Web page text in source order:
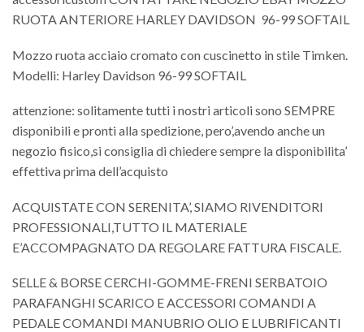
RUOTA ANTERIORE HARLEY DAVIDSON 96-99 SOFTAIL
Mozzo ruota acciaio cromato con cuscinetto in stile Timken.
Modelli: Harley Davidson 96-99 SOFTAIL
attenzione: solitamente tutti i nostri articoli sono SEMPRE
disponibili e pronti alla spedizione, pero’,avendo anche un
negozio fisico,si consiglia di chiedere sempre la disponibilita’
effettiva prima dell’acquisto
ACQUISTATE CON SERENITA’, SIAMO RIVENDITORI
PROFESSIONALI,TUTTO IL MATERIALE
E’ACCOMPAGNATO DA REGOLARE FATTURA FISCALE.
SELLE & BORSE CERCHI-GOMME-FRENI SERBATOIO
PARAFANGHI SCARICO E ACCESSORI COMANDI A
PEDALE COMANDI MANUBRIO OLIO E LUBRIFICANTI